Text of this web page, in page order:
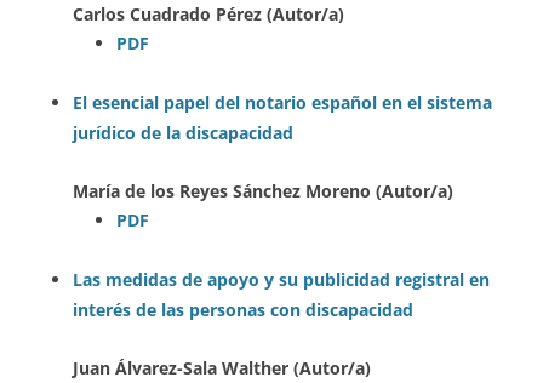
Carlos Cuadrado Pérez (Autor/a)
PDF
El esencial papel del notario español en el sistema
jurídico de la discapacidad
María de los Reyes Sánchez Moreno (Autor/a)
PDF
Las medidas de apoyo y su publicidad registral en
interés de las personas con discapacidad
Juan Álvarez-Sala Walther (Autor/a)